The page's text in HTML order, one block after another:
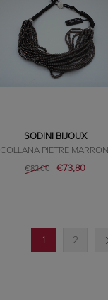
SODINI BIJOUX
COLLANA PIETRE MARRONI
€82,00 €73,80
1 2